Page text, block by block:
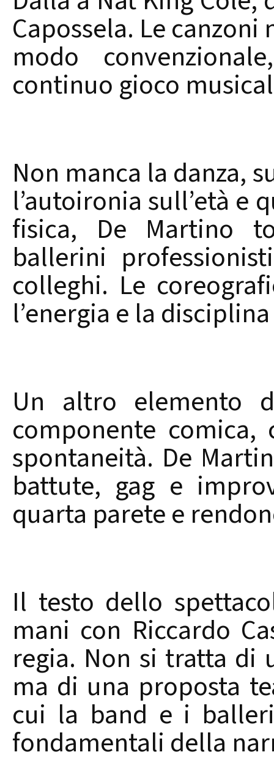
Capossela. Le
modo
continuo gioco
Non manca la danza,
l’autoironia sull’età e
fisica, De Martino
ballerini
colleghi. Le
l’energia e la
Un altro elemento
componente
spontaneità. De
battute, gag e
quarta parete e
Il testo dello
mani con Riccardo
regia. Non si tratta di
ma di una proposta
cui la band e i
fondamentali della